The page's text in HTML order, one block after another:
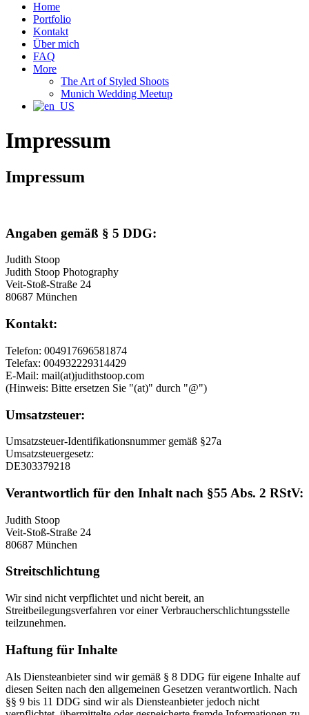
Home
Portfolio
Kontakt
Über mich
FAQ
More
The Art of Styled Shoots
Munich Wedding Meetup
Impressum
Impressum
Angaben gemäß § 5 DDG:
Judith Stoop
Judith Stoop Photography
Veit-Stoß-Straße 24
80687 München
Kontakt:
Telefon: 004917696581874
Telefax: 004932229314429
E-Mail: mail(at)judithstoop.com
(Hinweis: Bitte ersetzen Sie "(at)" durch "@")
Umsatzsteuer:
Umsatzsteuer-Identifikationsnummer gemäß §27a
Umsatzsteuergesetz:
DE303379218
Verantwortlich für den Inhalt nach §55 Abs. 2 RStV:
Judith Stoop
Veit-Stoß-Straße 24
80687 München
Streitschlichtung
Wir sind nicht verpflichtet und nicht bereit, an
Streitbeilegungsverfahren vor einer Verbraucherschlichtungsstelle
teilzunehmen.
Haftung für Inhalte
Als Diensteanbieter sind wir gemäß § 8 DDG für eigene Inhalte auf
diesen Seiten nach den allgemeinen Gesetzen verantwortlich. Nach
§§ 9 bis 11 DDG sind wir als Diensteanbieter jedoch nicht